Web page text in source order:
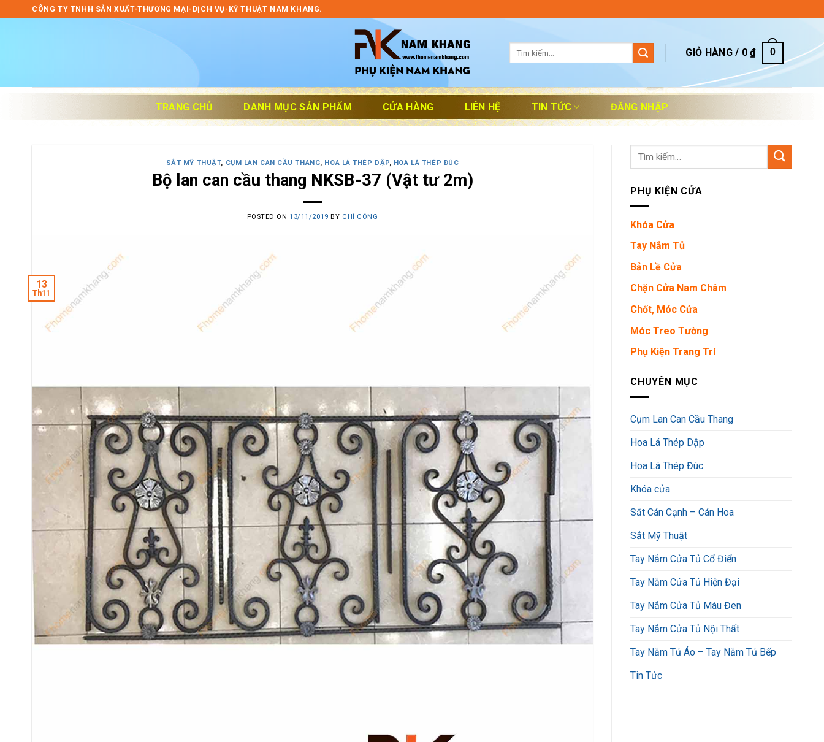
to
CÔNG TY TNHH SẢN XUẤT-THƯƠNG MẠI-DỊCH VỤ-KỸ THUẬT NAM KHANG.
GIỎ HÀNG / 0₫ 0
TRANG CHỦ DANH MỤC SẢN PHẨM CỬA HÀNG LIÊN HỆ TIN TỨC ĐĂNG NHẬP
SẮT MỸ THUẬT, CỤM LAN CAN CẦU THANG, HOA LÁ THÉP DẬP, HOA LÁ THÉP ĐÚC
Bộ lan can cầu thang NKSB-37 (Vật tư 2m)
POSTED ON13/11/2019 BY CHÍ CÔNG
13
Th11
Tìm
PHỤ KIỆN CỬA
Khóa Cửa
Tay Nắm Tủ
Bản Lề Cửa
Chặn Cửa Nam Châm
Chốt, Móc Cửa
Móc Treo Tường
Phụ Kiện Trang Trí
CHUYÊN MỤC
Cụm Lan Can Cầu Thang
Hoa Lá Thép Dập
Hoa Lá Thép Đúc
Khóa cửa
Sắt Cán Cạnh – Cán Hoa
Sắt Mỹ Thuật
Tay Nắm Cửa Tủ Cổ Điển
Tay Nắm Cửa Tủ Hiện Đại
Tay Nắm Cửa Tủ Màu Đen
Tay Nắm Cửa Tủ Nội Thất
Tay Nắm Tủ Áo – Tay Nắm Tủ Bếp
Tin Tức